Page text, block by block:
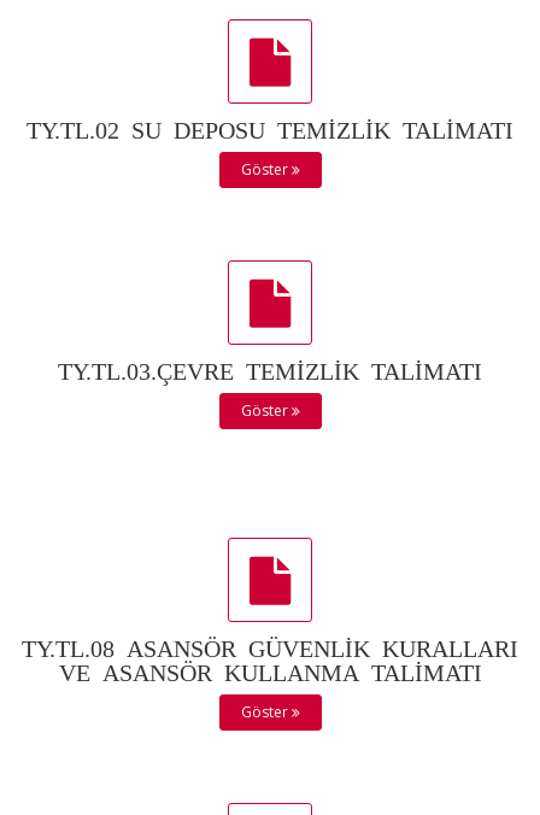
TY.TL.02 SU DEPOSU TEMİZLİK TALİMATI
Göster
TY.TL.03.ÇEVRE TEMİZLİK TALİMATI
Göster
TY.TL.08 ASANSÖR GÜVENLİK KURALLARI
VE ASANSÖR KULLANMA TALİMATI
Göster